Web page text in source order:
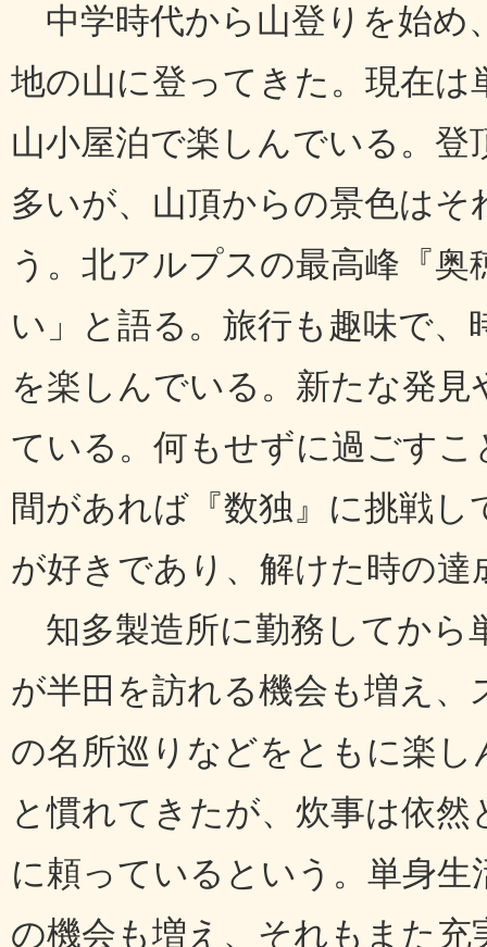
中学時代から山登りを始め
地の山に登ってきた。現在
山小屋泊で楽しんでいる。
多いが、山頂からの景色は
う。北アルプスの最高峰『
い」と語る。旅行も趣味で
を楽しんでいる。新たな発
ている。何もせずに過ごす
間があれば『数独』に挑戦
が好きであり、解けた時の
知多製造所に勤務してから
が半田を訪れる機会も増え
の名所巡りなどをともに楽
と慣れてきたが、炊事は依
に頼っているという。単身
の機会も増え、それもまた